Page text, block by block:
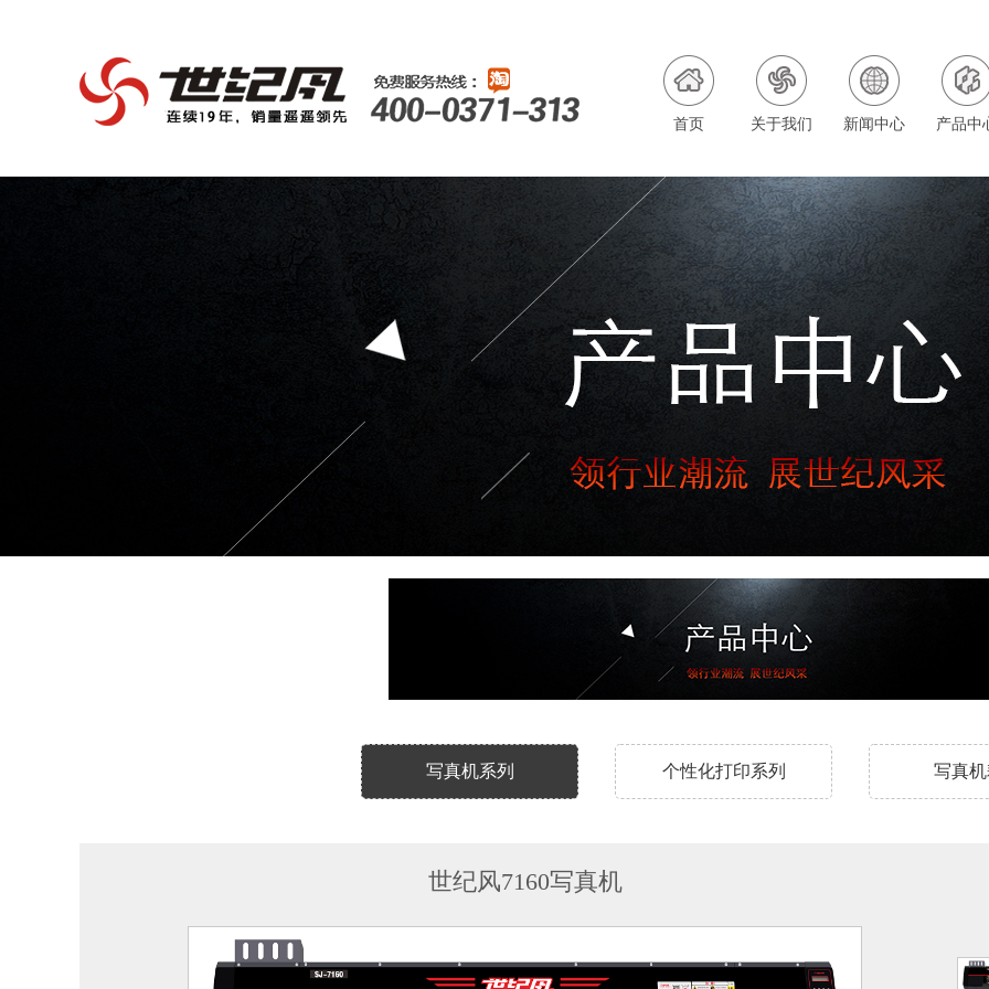
首页 关于我们 新闻中心 产品中
写真机系列 个性化打印系列 写真
世纪风7160写真机